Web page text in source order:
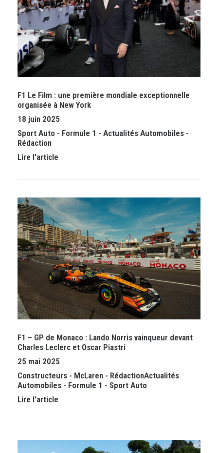
F1 Le Film : une première mondiale exceptionnelle
organisée à New York
18 juin 2025
Sport Auto - Formule 1 - Actualités Automobiles -
Rédaction
Lire l'article
F1 – GP de Monaco : Lando Norris vainqueur devant
Charles Leclerc et Oscar Piastri
25 mai 2025
Constructeurs - McLaren - RédactionActualités
Automobiles - Formule 1 - Sport Auto
Lire l'article